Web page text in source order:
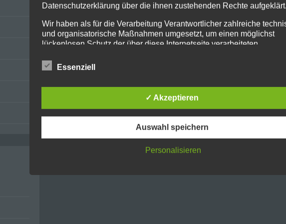
Datenschutzerklärung über die ihnen zustehenden Rechte aufgeklärt.
Wir haben als für die Verarbeitung Verantwortlicher zahlreiche
und organisatorische Maßnahmen umgesetzt, um einen möglichst
lückenlosen Schutz der über diese Internetseite verarbeiteten
Internetbasierte Datenübertragungen grundsätzlich Sicherheitslücken
aufweisen, sodass ein absoluter Schutz nicht gewährleistet werden
personenbezogene Daten auch auf alternativen Wegen,
telefonisch, an uns zu übermitteln.
Begriffsbestimmungen
Die Datenschutzerklärung beruht auf den Begrifflichkeiten, die durch den
Europäischen Richtlinien- und Verordnungsgeber beim Erlass der
Essenziell
✓ Akzeptieren
Auswahl speichern
Personalisieren